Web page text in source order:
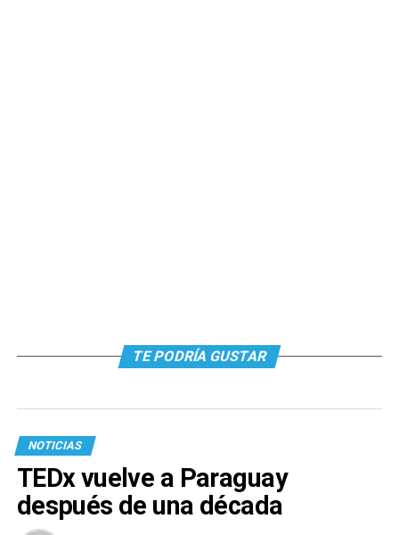
TE PODRÍA GUSTAR
NOTICIAS
TEDx vuelve a Paraguay
después de una década